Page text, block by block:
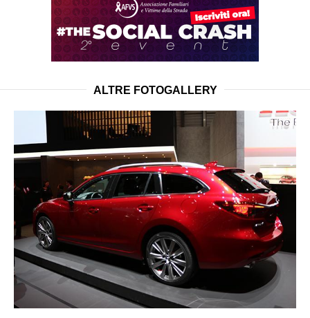
ALTRE FOTOGALLERY